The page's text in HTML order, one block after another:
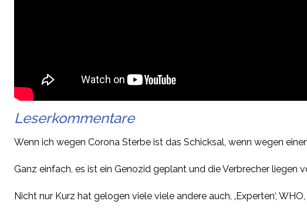
Leserkommentare
Wenn ich wegen Corona Sterbe ist das Schicksal, wenn wegen
Ganz einfach, es ist ein Genozid geplant und die Verbrecher liegen
Nicht nur Kurz hat gelogen viele viele andere auch, ‚Experten‘,